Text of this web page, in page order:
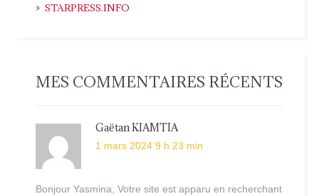
STARPRESS.INFO
MES COMMENTAIRES RÉCENTS
Gaëtan KIAMTIA
1 mars 2024 9 h 23 min
Bonjour Yasmina, Votre site est apparu en recherchant